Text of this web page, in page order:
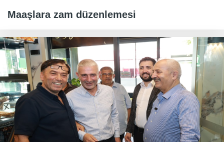
Maaşlara zam düzenlemesi